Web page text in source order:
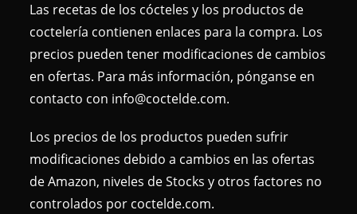
Las recetas de los cócteles y los productos de
coctelería contienen enlaces para la compra. Los
precios pueden tener modificaciones de cambios
en ofertas. Para más información, pónganse en
contacto con info@coctelde.com.
Los precios de los productos pueden sufrir
modificaciones debido a cambios en las ofertas
de Amazon, niveles de Stocks y otros factores no
controlados por coctelde.com.